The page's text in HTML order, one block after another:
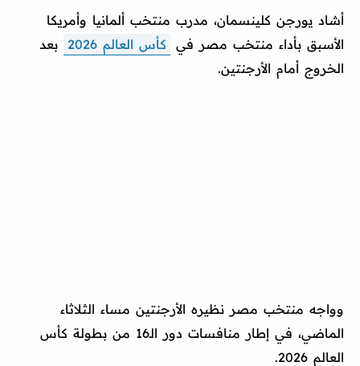
أشاد يورجن كلينسمان، مدرب منتخب ألمانيا وأمريكا
الأسبق بأداء منتخب مصر في
كأس العالم 2026
بعد
الخروج أمام الأرجنتين.
وواجه منتخب مصر نظيره الأرجنتين مساء الثلاثاء
الماضي، في إطار منافسات دور الـ16 من بطولة كأس
العالم 2026.